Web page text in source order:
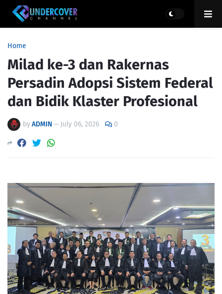
Home
Milad ke-3 dan Rakernas
Persadin Adopsi Sistem Federal
dan Bidik Klaster Profesional
byADMIN— July 06, 2026 0